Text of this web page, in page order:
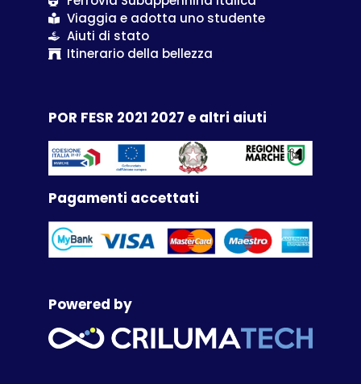
Viaggia e adotta uno studente
Aiuti di stato
Itinerario della bellezza
POR FESR 2021 2027 e altri aiuti
Pagamenti accettati
Powered by